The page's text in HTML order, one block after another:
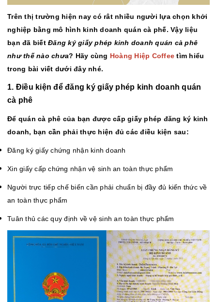
Trên thị trường hiện nay có rât nhiều người lựa chọn khởi
nghiệp bằng mô hình kinh doanh quán cà phế. Vậy liệu
bạn đã biết Đăng ký giấy phép kinh doanh quán cà phê
như thế nào chưa? Hãy cùng Hoàng Hiệp Coffee tìm hiểu
trong bài viết dưới đây nhé.
1. Điều kiện để đăng ký giấy phép kinh doanh quán
cà phê
Để quán cà phê của bạn được cấp giấy phép đăng ký kinh
doanh, bạn cần phải thực hiện đủ các điều kiện sau:
Đăng ký giấy chứng nhận kinh doanh
Xin giấy cấp chứng nhận vệ sinh an toàn thực phẩm
Người trực tiếp chế biến cần phải chuẩn bị đầy đủ kiến thức về
an toàn thực phẩm
Tuân thủ các quy định về vệ sinh an toàn thực phẩm